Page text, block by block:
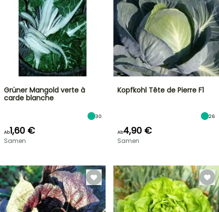
Grüner Mangold verte à
carde blanche
30
Ab1,60 €
Samen
Kopfkohl Tête de Pierre F1
26
Ab4,90 €
Samen